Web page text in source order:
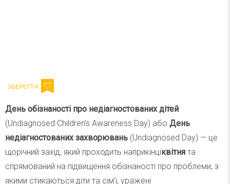
День обізнаності про недіагностованих дітей
(Undiagnosed Children’s Awareness Day) або День
недіагностованих захворювань (Undiagnosed Day) — це
щорічний захід, який проходить наприкінціквітня та
спрямований на підвищення обізнаності про проблеми, з
якими стикаються діти та сім’ї, уражені